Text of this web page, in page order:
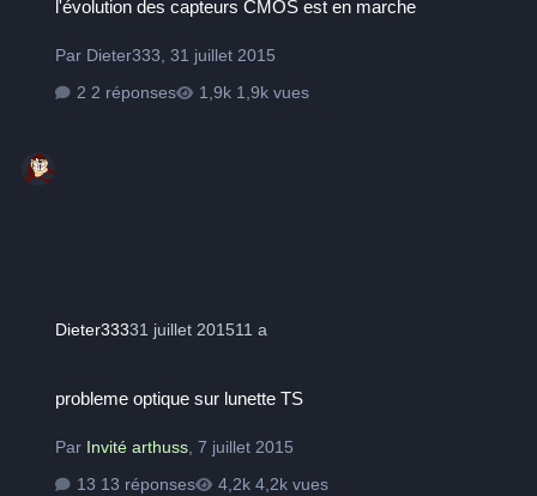
l'évolution des capteurs CMOS est en marche
Par Dieter333 ,31 juillet 2015
2 réponses
1,9k vues
Dieter33331 juillet 201511 a
probleme optique sur lunette TS
Par Invité arthuss ,7 juillet 2015
13 réponses
4,2k vues